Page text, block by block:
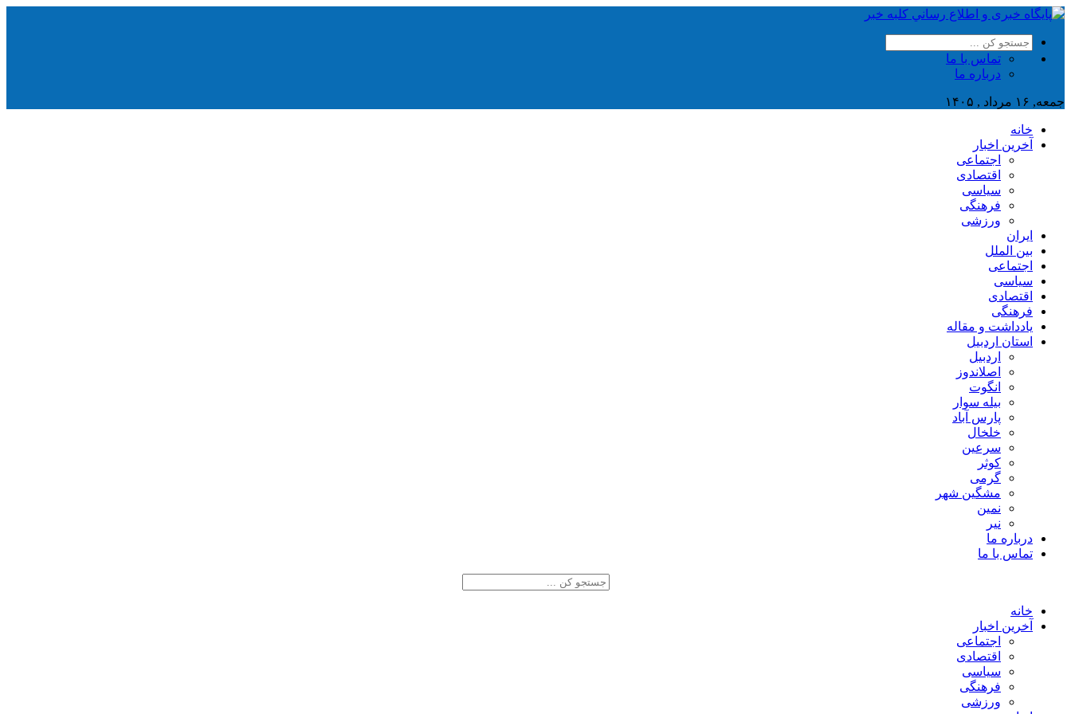
تماس با ما
درباره ما
جمعه, ۱۶ مرداد , ۱۴۰۵
خانه
آخرین اخبار
اجتماعی
اقتصادی
سیاسی
فرهنگی
ورزشی
ایران
بین الملل
اجتماعی
سیاسی
اقتصادی
فرهنگی
یادداشت و مقاله
استان اردبیل
اردبیل
اصلاندوز
انگوت
بیله سوار
پارس آباد
خلخال
سرعین
کوثر
گرمی
مشگین شهر
نمین
نیر
درباره ما
تماس با ما
خانه
آخرین اخبار
اجتماعی
اقتصادی
سیاسی
فرهنگی
ورزشی